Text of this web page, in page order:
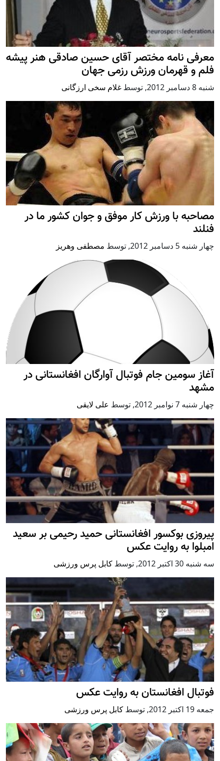
معرفی نامه مختصر آقای حسین صادقی هنر پیشه
فلم و قهرمان ورزش رزمی جهان
شنبه 8 دسامبر 2012 , توسط غلام سخی ارزگانی
مصاحبه با ورزش کار موفق و جوان کشور ما در
فنلند
چهار شنبه 5 دسامبر 2012 , توسط مصطفی وهریز
آغاز سومین جام فوتبال آوارگان افغانستانی در
مشهد
چهار شنبه 7 نوامبر 2012 , توسط علی لایقی
پیروزی بوکسور افغانستانی حمید رحیمی بر سعید
امبلوا به روایت عکس
سه شنبه 30 اكتبر 2012 , توسط کابل پرس ورزشی
فوتبال افغانستان به روایت عکس
جمعه 19 اكتبر 2012 , توسط کابل پرس ورزشی